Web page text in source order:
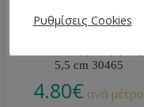
5,5 cm 30465
4.80€ ανά μέτρο
Ρυθμίσεις Cookies